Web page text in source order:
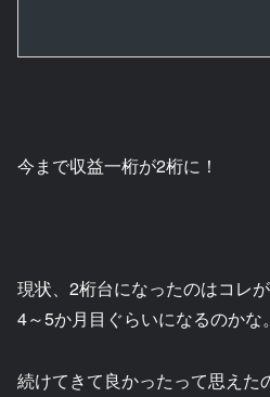
今まで収益一桁が2桁に！
現状、2桁台になったのはコレ
4～5か月目ぐらいになるのかな。
続けてきて良かったって思えた